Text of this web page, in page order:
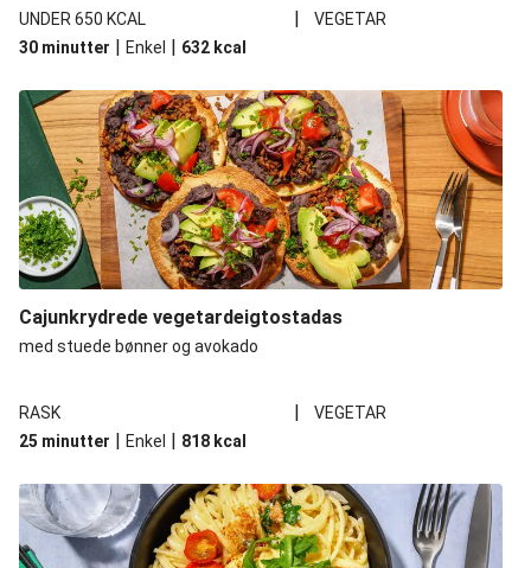
UNDER 650 KCAL |
VEGETAR
30 minutter | Enkel | 632 kcal
Cajunkrydrede vegetardeigtostadas
med stuede bønner og avokado
RASK |
VEGETAR
25 minutter | Enkel | 818 kcal